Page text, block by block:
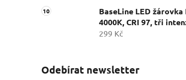
BaseLine LED žárovka
4000K, CRI 97, tři
299 Kč
Odebírat newsletter